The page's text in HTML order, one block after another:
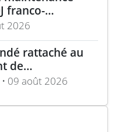
franco-
2026
rattaché au
de
dans le
09 août 2026